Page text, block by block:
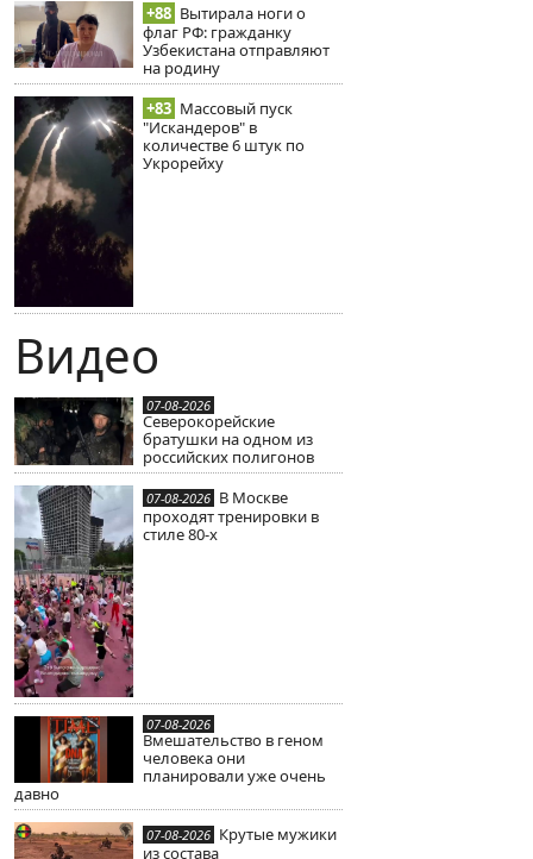
+88 Вытирала ноги о
флаг РФ: гражданку
Узбекистана отправляют
на родину
+83 Массовый пуск
"Искандеров" в
количестве 6 штук по
Укрорейху
Видео
07-08-2026
Северокорейские
братушки на одном из
российских полигонов
07-08-2026 В Москве
проходят тренировки в
стиле 80-х
07-08-2026
Вмешательство в геном
человека они
планировали уже очень
давно
07-08-2026 Крутые мужики
из состава